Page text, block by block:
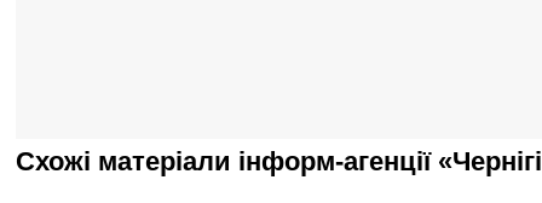
Схожі матеріали інформ-агенції